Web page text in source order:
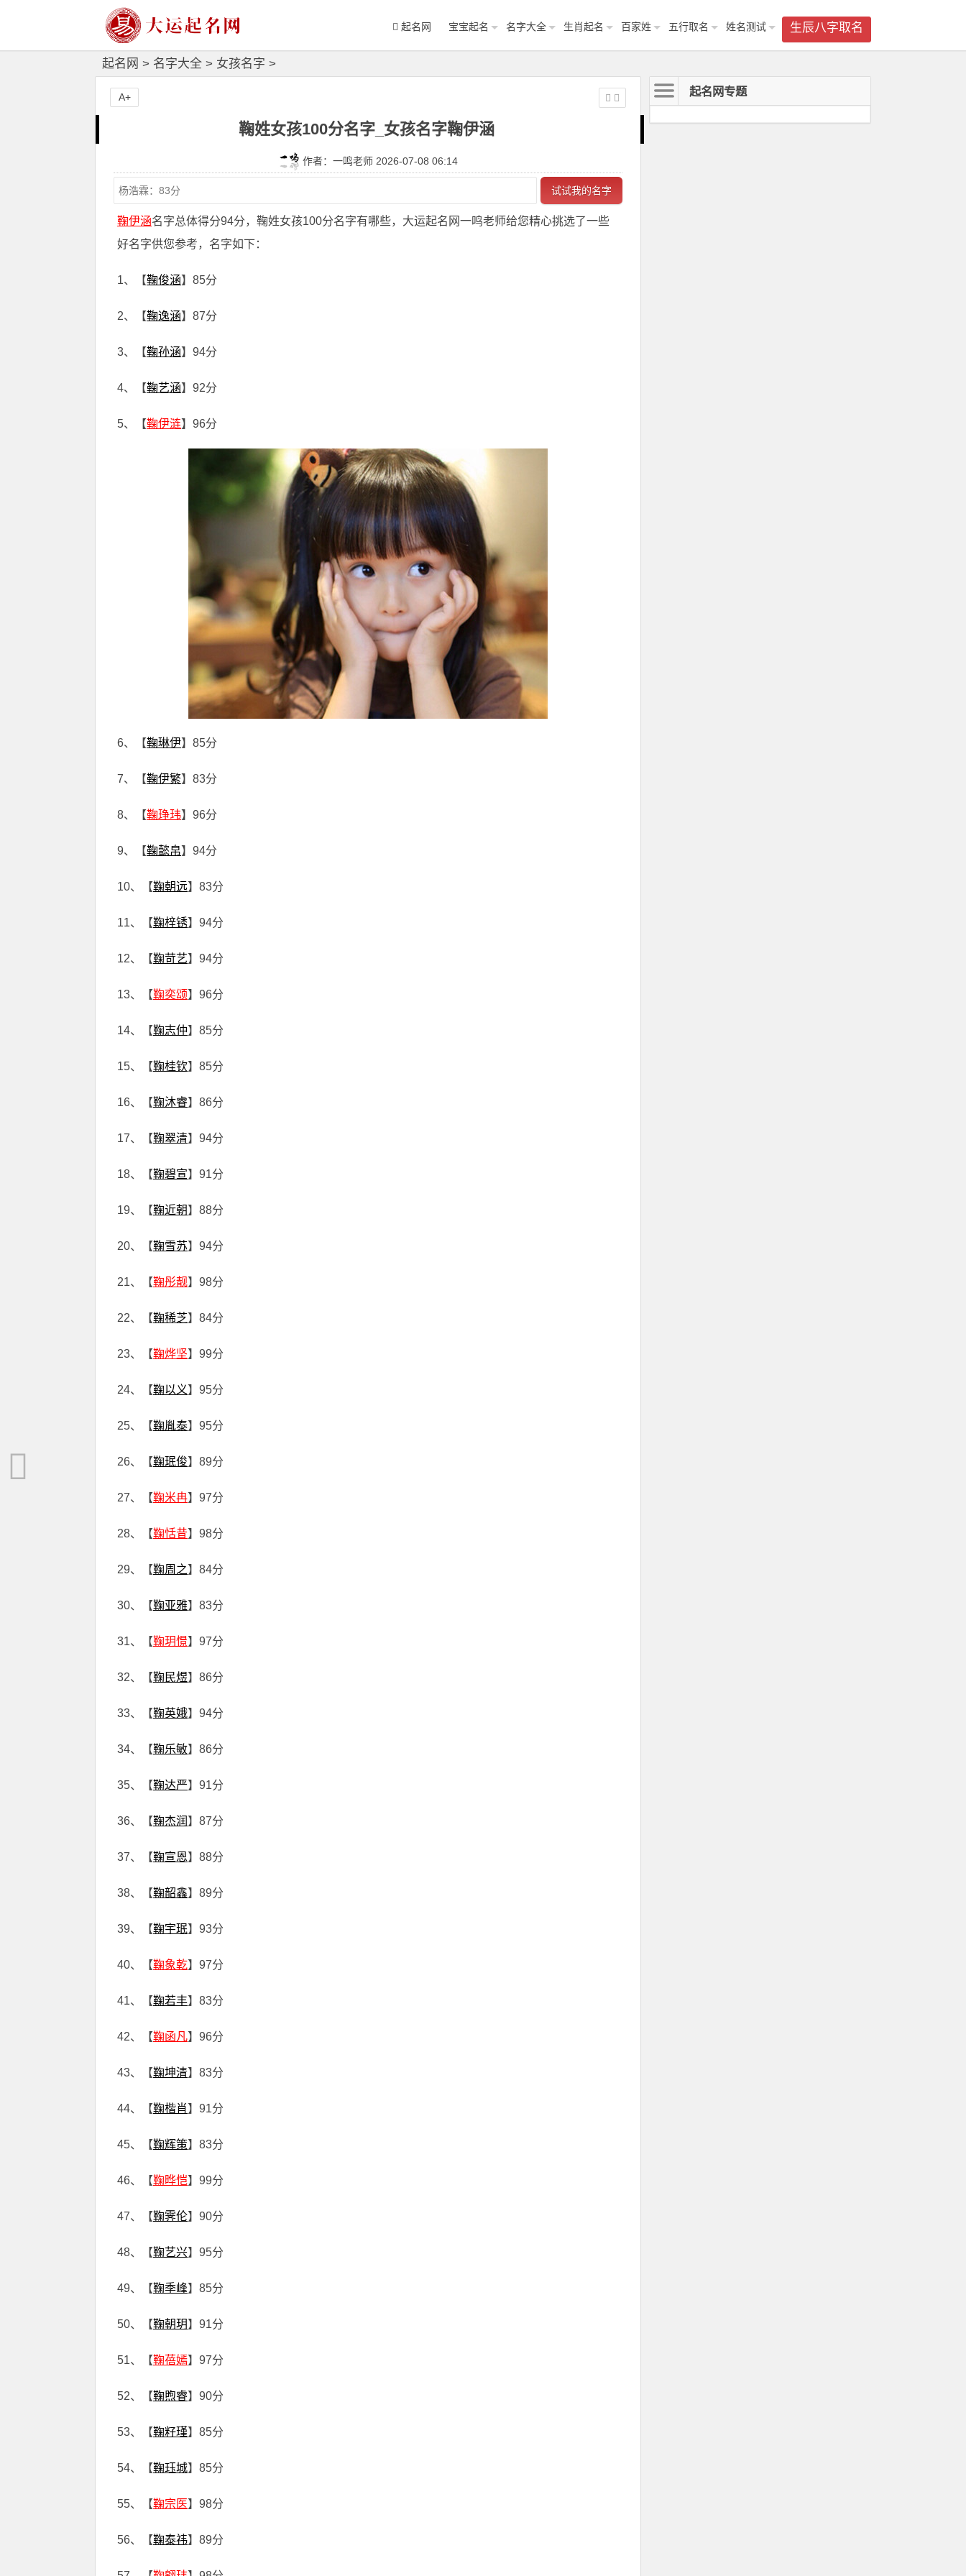
生辰八字取名
起名网 宝宝起名 名字大全 生肖起名 百家姓 五行取名 姓名测试
起名网 > 名字大全 > 女孩名字 >
鞠姓女孩100分名字_女孩名字鞠伊涵
作者：一鸣老师 2026-07-08 06:14
试试我的名字
鞠伊涵名字总体得分94分，鞠姓女孩100分名字有哪些，大运起名网一鸣老师给您精心挑选了一些
好名字供您参考，名字如下：
1、【鞠俊涵】85分
2、【鞠逸涵】87分
3、【鞠孙涵】94分
4、【鞠艺涵】92分
5、【鞠伊涟】96分
6、【鞠琳伊】85分
7、【鞠伊繁】83分
8、【鞠琤玮】96分
9、【鞠懿帛】94分
10、【鞠朝远】83分
11、【鞠梓锈】94分
12、【鞠苛艺】94分
13、【鞠奕颂】96分
14、【鞠志仲】85分
15、【鞠桂钦】85分
16、【鞠沐睿】86分
17、【鞠翠清】94分
18、【鞠碧宣】91分
19、【鞠近朝】88分
20、【鞠雪苏】94分
21、【鞠彤靓】98分
22、【鞠稀芝】84分
23、【鞠烨坚】99分
24、【鞠以义】95分
25、【鞠胤泰】95分
26、【鞠珉俊】89分
27、【鞠米冉】97分
28、【鞠恬昔】98分
29、【鞠周之】84分
30、【鞠亚雅】83分
31、【鞠玥憬】97分
32、【鞠民煜】86分
33、【鞠英娥】94分
34、【鞠乐敏】86分
35、【鞠达严】91分
36、【鞠杰润 】87分
37、【鞠宣恩】88分
38、【鞠韶鑫】89分
39、【鞠宇珉】93分
40、【鞠象乾】97分
41、【鞠若丰】83分
42、【鞠函凡】96分
43、【鞠坤清】83分
44、【鞠楷肖】91分
45、【鞠辉策】83分
46、【鞠晔恺】99分
47、【鞠霁伦】90分
48、【鞠艺兴】95分
49、【鞠季峰】85分
50、【鞠朝玥】91分
51、【鞠蓓嫣】97分
52、【鞠煦睿】90分
53、【鞠籽瑾】85分
54、【鞠珏城】85分
55、【鞠宗医】98分
56、【鞠泰祎】89分
A+ 起名网专题